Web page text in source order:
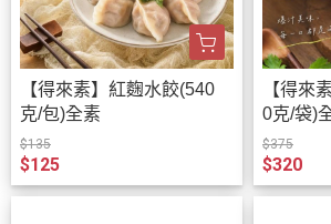
【得來素】紅麴水餃(540
克/包)全素
$135
$125
【得來
0克/袋)
$375
$320